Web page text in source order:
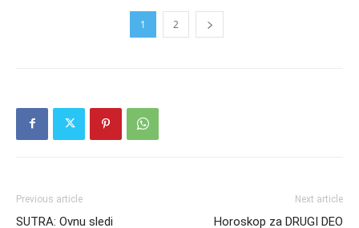
1 2
Previous article
SUTRA: Ovnu sledi
Next article
Horoskop za DRUGI DEO